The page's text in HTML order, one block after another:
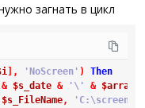
загнать в цикл
] , 'NoScreen' )
Then
& $s_date & '\' &
$s_FileName,
'C:\screen\'